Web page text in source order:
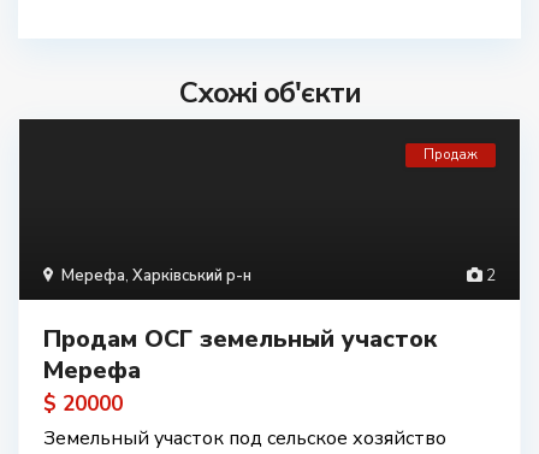
Схожі об'єкти
2
Мерефа, Харківський р-н
Продаж
Продам ОСГ земельный участок
Мерефа
$ 20000
Земельный участок под сельское хозяйство